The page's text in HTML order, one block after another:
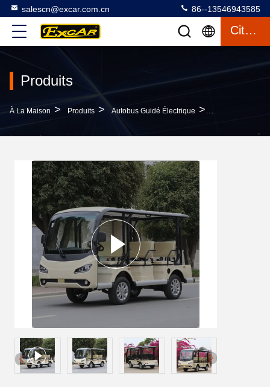
salescn@excar.com.cn 86--13546943585
Citation
Produits
À La Maison > Produits > Autobus Guidé Électrique >